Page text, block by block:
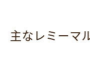
主なレミーマ